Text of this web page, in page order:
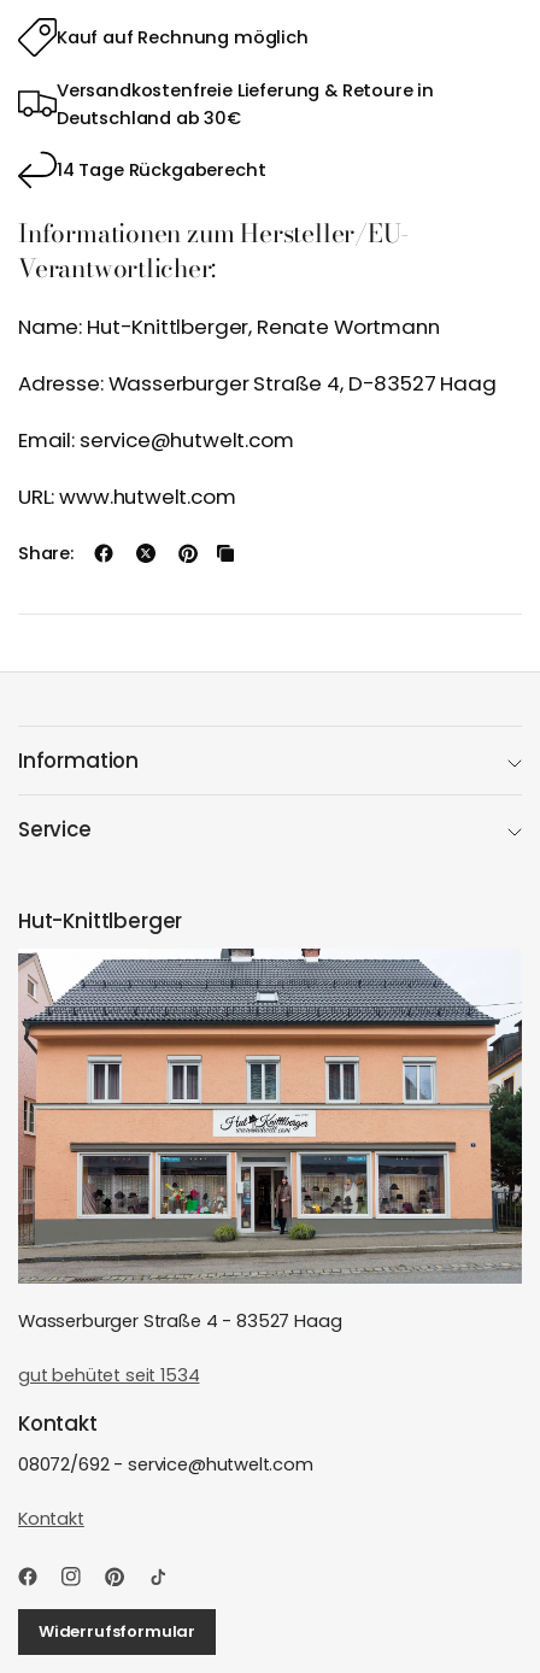
Kauf auf Rechnung möglich
Versandkostenfreie Lieferung & Retoure in
Deutschland ab 30€
14 Tage Rückgaberecht
Informationen zum Hersteller/EU-
Verantwortlicher:
Name: Hut-Knittlberger, Renate Wortmann
Adresse: Wasserburger Straße 4, D-83527 Haag
Email: service@hutwelt.com
URL: www.hutwelt.com
Share:
Information
Service
Hut-Knittlberger
Wasserburger Straße 4 - 83527 Haag
gut behütet seit 1534
Kontakt
08072/692 - service@hutwelt.com
Kontakt
Widerrufsformular